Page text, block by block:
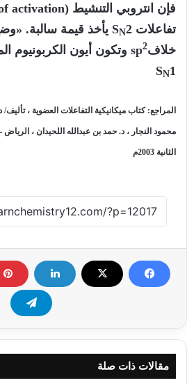
تفاعلات S
N
2 يأخذ قيمة سالبة.
خلافsp2
وتكون أيون الكربونيوم
SN1
المراجع: كتاب ميكانيكية التفاعلات العضوية ،
محمود النجار ، د. حمد بن عبدالله اللحيدان ،
الثانية 2003م
مقالات ذات صلة